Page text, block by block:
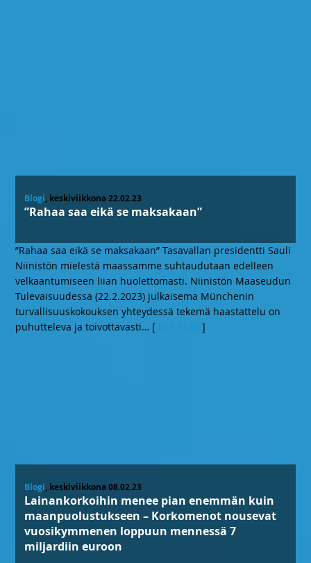
Blogi, keskiviikkona 22.02.23
”Rahaa saa eikä se maksakaan”
”Rahaa saa eikä se maksakaan” Tasavallan presidentti Sauli
Niinistön mielestä maassamme suhtaudutaan edelleen
velkaantumiseen liian huolettomasti. Niinistön Maaseudun
Tulevaisuudessa (22.2.2023) julkaisema Münchenin
turvallisuuskokouksen yhteydessä tekemä haastattelu on
puhutteleva ja toivottavasti… [ ]
Blogi, keskiviikkona 08.02.23
Lainankorkoihin menee pian enemmän kuin
maanpuolustukseen – Korkomenot nousevat
vuosikymmenen loppuun mennessä 7
miljardiin euroon